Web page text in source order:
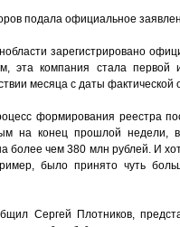
подала официальное
зарегистрировано
компания стала первой
месяца с даты фактической
формирования реестра
на конец прошлой недели,
более чем 380 млн рублей. И
было принято чуть
Сергей Плотников,